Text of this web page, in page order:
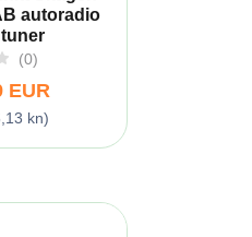
autoradio
tuner
(0)
EUR
kn)